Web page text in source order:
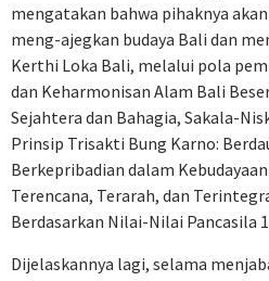
mengatakan bahwa pihaknya
meng-ajegkan budaya Bali dan
Kerthi Loka Bali, melalui pola
dan Keharmonisan Alam Bali
Sejahtera dan Bahagia, Sakala-
Prinsip Trisakti Bung Karno:
Berkepribadian dalam
Terencana, Terarah, dan
Berdasarkan Nilai-Nilai Pancasila 1
Dijelaskannya lagi, selama